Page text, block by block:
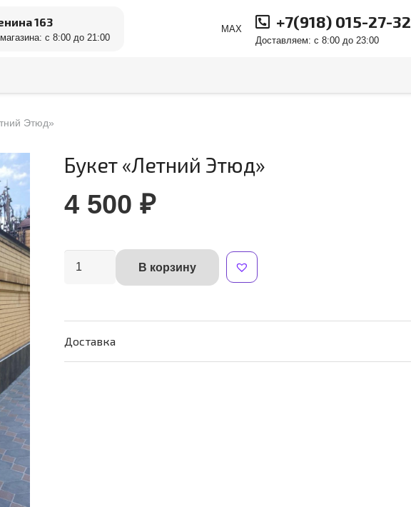
163
с 8:00 до 21:00
MAX +7(918) 015-27-32
Доставляем: с 8:00 до 23:00
Этюд»
Букет «Летний Этюд»
4 500₽
Количество
"Летний
Этюд"
В корзину
Alternative:
Доставка